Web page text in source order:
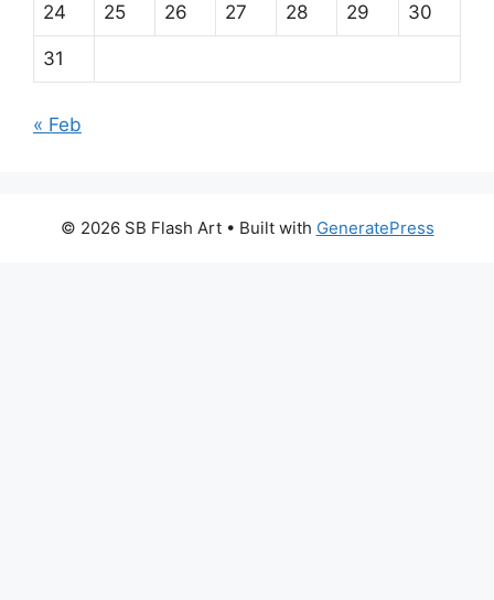
24 25 26 27 28 29 30
31
« Feb
© 2026 SB Flash Art• Built with GeneratePress